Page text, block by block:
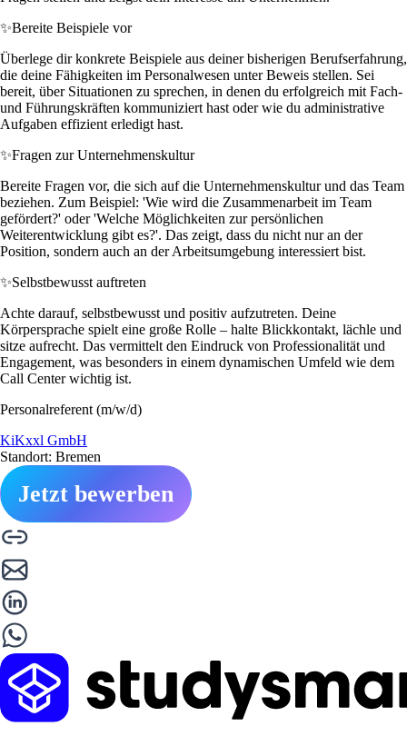
✨Bereite Beispiele vor
Überlege dir konkrete Beispiele aus deiner bisherigen Berufserfahrung,
die deine Fähigkeiten im Personalwesen unter Beweis stellen. Sei
bereit, über Situationen zu sprechen, in denen du erfolgreich mit Fach-
und Führungskräften kommuniziert hast oder wie du administrative
Aufgaben effizient erledigt hast.
✨Fragen zur Unternehmenskultur
Bereite Fragen vor, die sich auf die Unternehmenskultur und das Team
beziehen. Zum Beispiel: 'Wie wird die Zusammenarbeit im Team
gefördert?' oder 'Welche Möglichkeiten zur persönlichen
Weiterentwicklung gibt es?'. Das zeigt, dass du nicht nur an der
Position, sondern auch an der Arbeitsumgebung interessiert bist.
✨Selbstbewusst auftreten
Achte darauf, selbstbewusst und positiv aufzutreten. Deine
Körpersprache spielt eine große Rolle – halte Blickkontakt, lächle und
sitze aufrecht. Das vermittelt den Eindruck von Professionalität und
Engagement, was besonders in einem dynamischen Umfeld wie dem
Call Center wichtig ist.
Personalreferent (m/w/d)
KiKxxl GmbH
Standort: Bremen
Jetzt bewerben